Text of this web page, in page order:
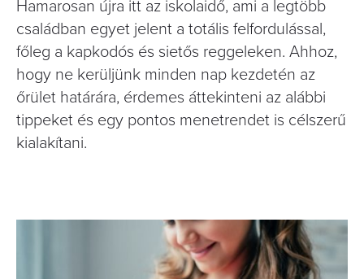
Hamarosan újra itt az iskolaidő, ami a legtöbb
családban egyet jelent a totális felfordulással,
főleg a kapkodós és sietős reggeleken. Ahhoz,
hogy ne kerüljünk minden nap kezdetén az
őrület határára, érdemes áttekinteni az alábbi
tippeket és egy pontos menetrendet is célszerű
kialakítani.